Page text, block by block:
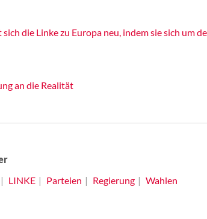
die Linke zu Europa neu, indem sie sich um
an die Realität
LINKE Parteien Regierung Wahlen